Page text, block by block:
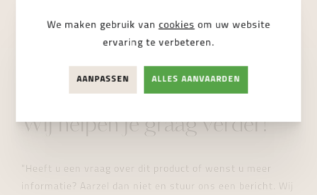
STUUR ONS EEN BERICHT
Wij helpen je graag verder!
"Heeft u een vraag over dit product of wenst u meer
informatie? Aarzel dan niet en stuur ons een bericht. Wij
We maken gebruik van cookies om uw website
ervaring te verbeteren.
AANPASSEN ALLES AANVAARDEN